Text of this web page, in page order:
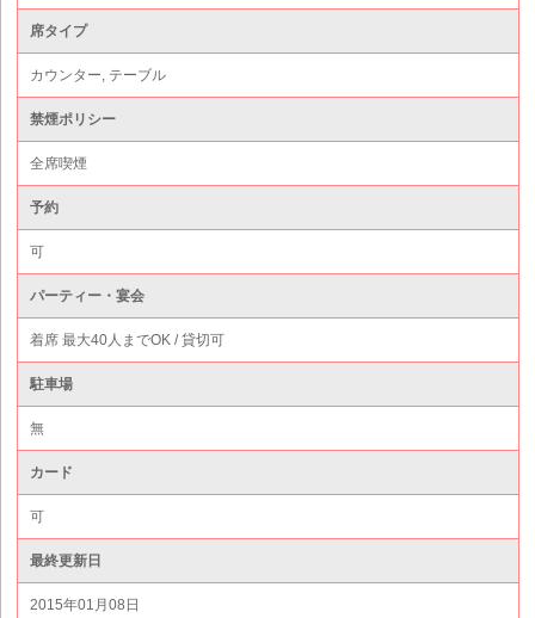
席タイプ
カウンター, テーブル
禁煙ポリシー
全席喫煙
予約
可
パーティー・宴会
着席 最大40人までOK / 貸切可
駐車場
無
カード
可
最終更新日
2015年01月08日